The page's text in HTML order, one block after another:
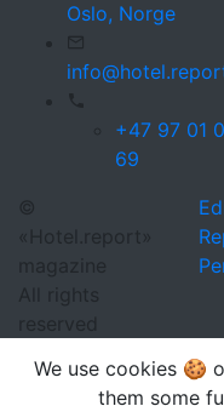
Oslo, Norge
+47 97 01
69
©
«Hotel.report»
magazine
All rights
reserved
We use cookies 🍪
them some